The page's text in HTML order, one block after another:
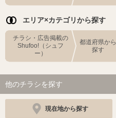
エリア×カテゴリから探す
チラシ・広告掲載の
Shufoo!（シュフ
ー）
都道府県から
探す
他のチラシを探す
現在地から探す